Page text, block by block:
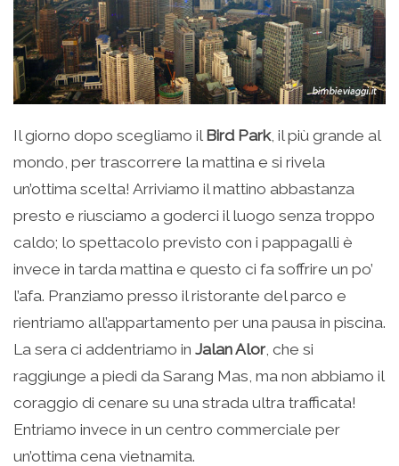
Il giorno dopo scegliamo il Bird Park, il più grande al
mondo, per trascorrere la mattina e si rivela
un’ottima scelta! Arriviamo il mattino abbastanza
presto e riusciamo a goderci il luogo senza troppo
caldo; lo spettacolo previsto con i pappagalli è
invece in tarda mattina e questo ci fa soffrire un po’
l’afa. Pranziamo presso il ristorante del parco e
rientriamo all’appartamento per una pausa in piscina.
La sera ci addentriamo in Jalan Alor , che si
raggiunge a piedi da Sarang Mas, ma non abbiamo il
coraggio di cenare su una strada ultra trafficata!
Entriamo invece in un centro commerciale per
un’ottima cena vietnamita.